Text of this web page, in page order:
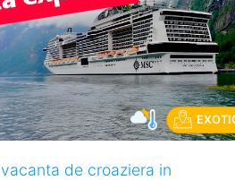
vacanta de croaziera in